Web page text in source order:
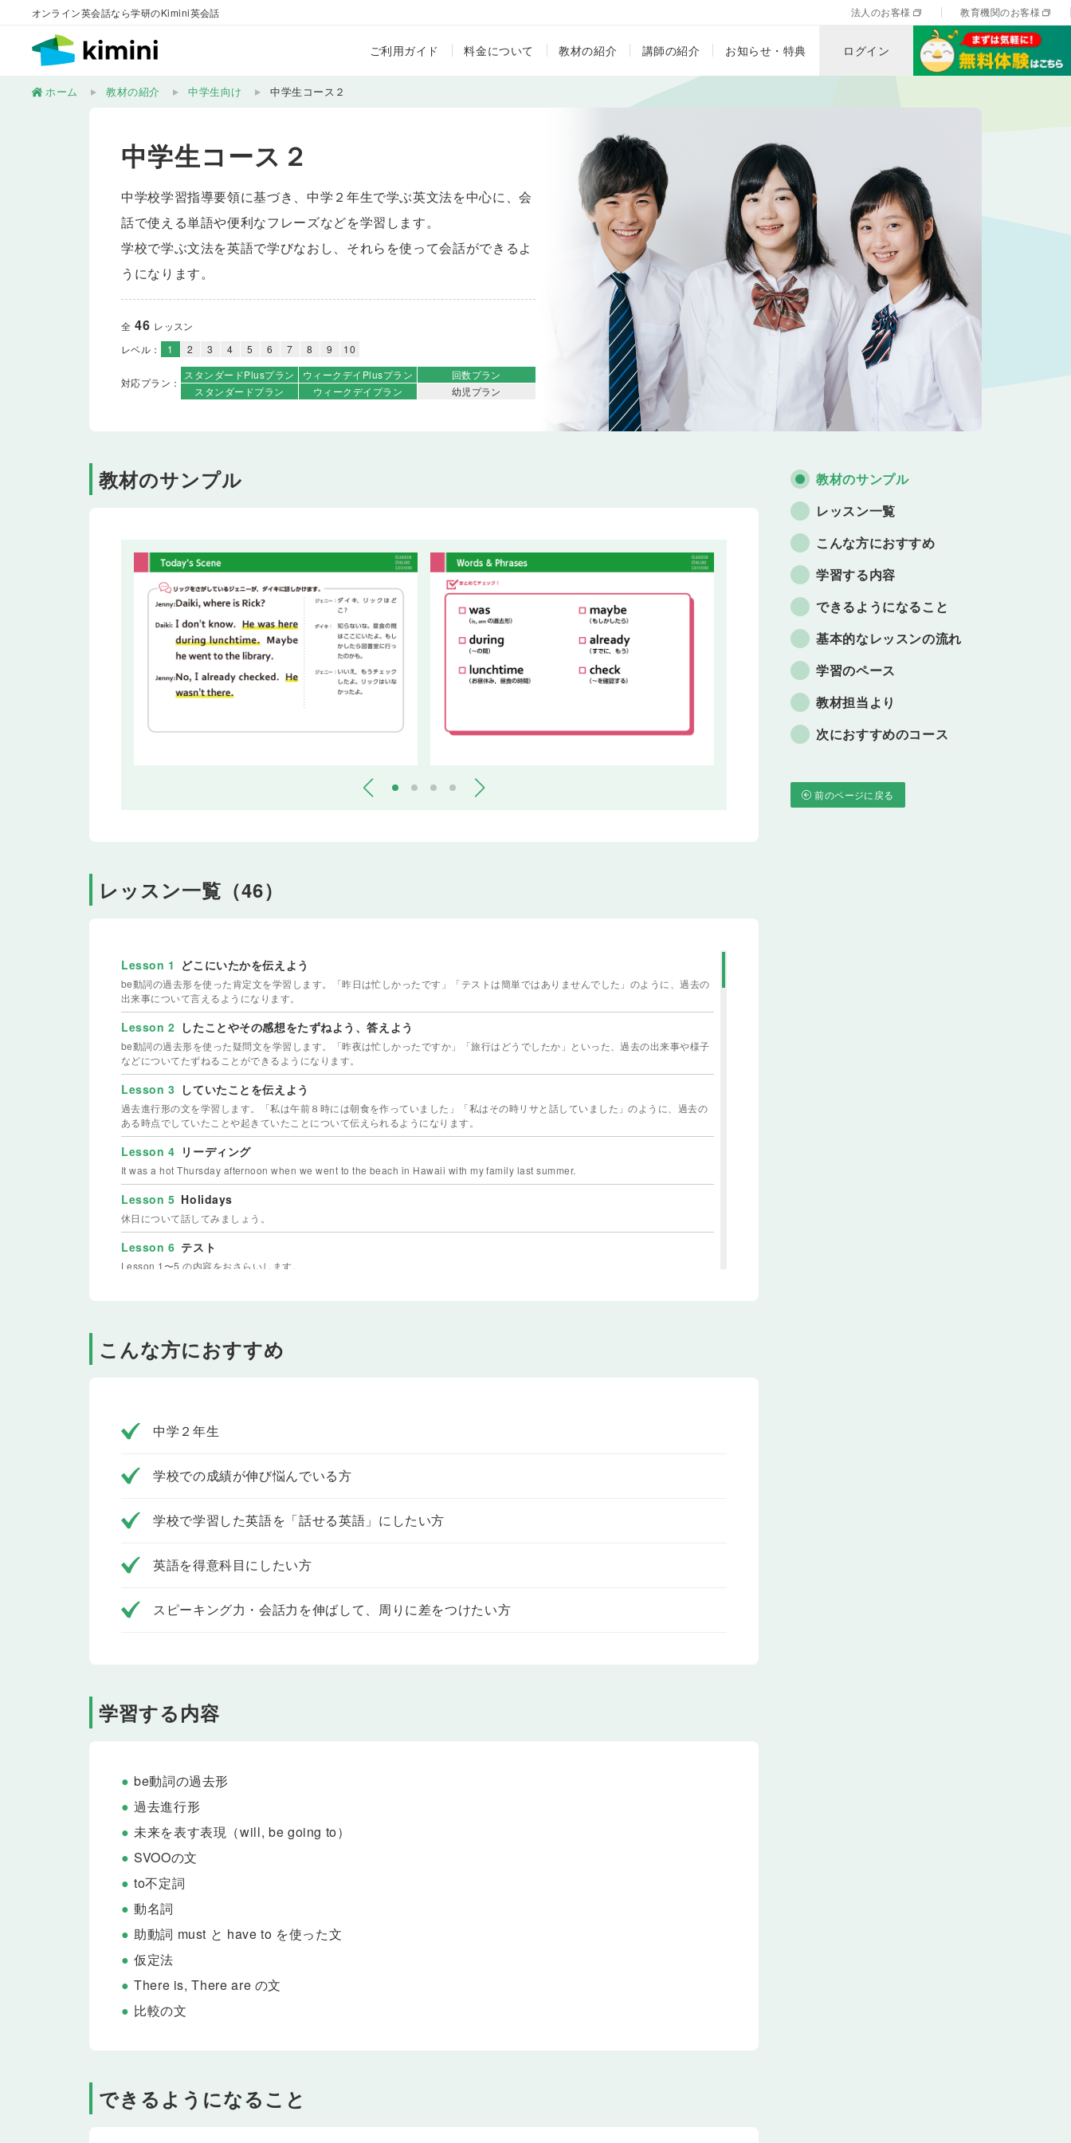
オンライン英会話なら学研のKimini英会話 法人のお客様 教育機関のお客様
ご利用ガイド 料金について 教材の紹介 講師の紹介 お知らせ・特典 ログイン
ホーム 教材の紹介 中学生向け 中学生コース２
中学生コース２
中学校学習指導要領に基づき、中学２年生で学ぶ英文法を中心に、会
話で使える単語や便利なフレーズなどを学習します。
学校で学ぶ文法を英語で学びなおし、それらを使って会話ができるよ
うになります。
全 46 レッスン
レベル：
1 2 3 4 5 6 7 8 9 10
対応プラン：
スタンダードPlusプラン ウィークデイ Plusプラン
回数プラン
スタンダードプラン ウィークデイ プラン 幼児プラン
教材のサンプル
レッスン一覧（46）
Lesson 1 どこにいたかを伝えよう
be動詞の過去形を使った肯定文を学習します。「昨日は忙しかったです」「テストは簡単ではありませんでした」のように、過去の
出来事について言えるようになります。
Lesson 2 したことやその感想をたずねよう、答えよう
be動詞の過去形を使った疑問文を学習します。「昨夜は忙しかったですか」「旅行はどうでしたか」といった、過去の出来事や様子
などについてたずねることができるようになります。
Lesson 3 していたことを伝えよう
過去進行形の文を学習します。「私は午前８時には朝食を作っていました」「私はその時リサと話していました」のように、過去の
ある時点でしていたことや起きていたことについて伝えられるようになります。
Lesson 4 リーディング
It was a hot Thursday afternoon when we went to the beach in Hawaii with my family last summer.
Lesson 5 Holidays
休日について話してみましょう。
Lesson 6 テスト
Lesson 1〜5 の内容をおさらいします。
Lesson 8 相手の予定をたずねよう、答えよう
Lesson 9
未来を表す will を使った文を学習します。「あとでメールを送るね」「明日は雨が降るでしょう」のように、未来に行う意思のある
Lesson 10 意志や予想をたずねよう、答えよう
どをたずねたり、「雨は降らないでしょう」「傘を持っていきません」のように、未来に起こらないであろうことや、するつもりの
ないことなどについて伝えられるようになります。
Lesson 11 リーディング
Jenny and Daiki are talking about their plans for this summer.
Lesson 12 テスト
Lesson 14 だれに何をあげるか伝えよう
Lesson 15 目的や理由を伝えよう
れるようになります。
Lesson 16 リーディング
Jenny and Mike are talking about Miho’s birthday.
Lesson 17
Lesson 13〜16 の内容をおさらいします。
Lesson 18 好きなことやしたいことを伝えよう
一般動詞 want と like を使ったto不定詞の文を学習します。「お菓子を作るのが好きです」「もっと食べたいです」のように、好き
なことやしたいことを伝えられるようになります。
to不定詞の形容詞的用法について学習します。「昨日はテレビを見る（ための）時間がありませんでした」「何か食べる（ための）
れるようになります。
こんな方におすすめ
中学２年生
学校での成績が伸び悩んでいる方
学校で学習した英語を「話せる英語」にしたい方
英語を得意科目にしたい方
スピーキング力・会話力を伸ばして、周りに差をつけたい方
学習する内容
be動詞の過去形
過去進行形
未来を表す表現（will, be going to）
SVOOの文
to不定詞
動名詞
助動詞 must と have to を使った文
仮定法
There is, There are の文
比較の文
できるようになること
教材のサンプル
レッスン一覧
こんな方におすすめ
学習する内容
できるようになること
基本的なレッスンの流れ
学習のペース
教材担当より
次におすすめのコース
前のページに戻る